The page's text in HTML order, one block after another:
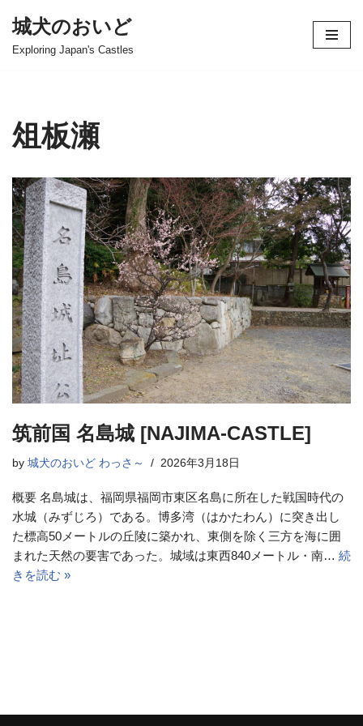
コ
ツ
へ
キ
ッ
プ
城犬のおいど
Exploring Japan's Castles
俎板瀬
筑前国 名島城 [NAJIMA-CASTLE]
by 城犬のおいど わっさ～ 2026年3月18日
概要 名島城は、福岡県福岡市東区名島に所在した戦国時代の
水城（みずじろ）である。博多湾（はかたわん）に突き出し
た標高50メートルの丘陵に築かれ、東側を除く三方を海に囲
まれた天然の要害であった。城域は東西840メートル・南… 続
きを読む »